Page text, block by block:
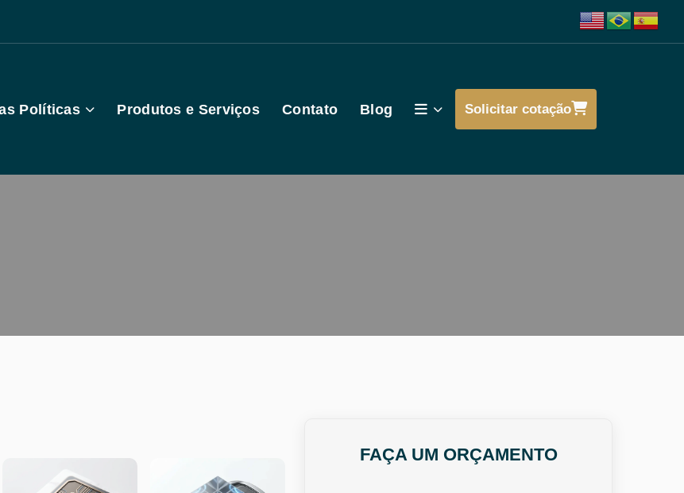
Políticas Produtos e Serviços Contato Blog Solicitar cotação
FAÇA UM ORÇAMENTO